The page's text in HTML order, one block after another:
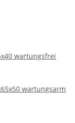
wartungsfrei